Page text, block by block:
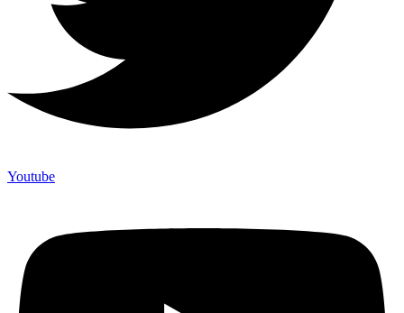
Youtube